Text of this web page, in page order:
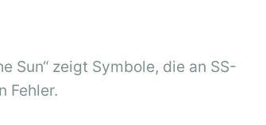
Sun“ zeigt Symbole, die an SS-
Fehler.